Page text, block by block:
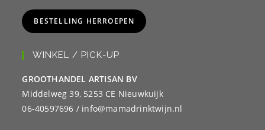
BESTELLING HERROEPEN
WINKEL / PICK-UP
GROOTHANDEL ARTISAN BV
Middelweg 39, 5253 CE Nieuwkuijk
06-40597696 / info@mamadrinktwijn.nl